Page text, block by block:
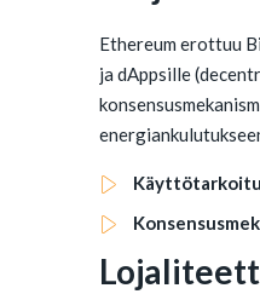
Ethereum erottuu
ja dAppsille